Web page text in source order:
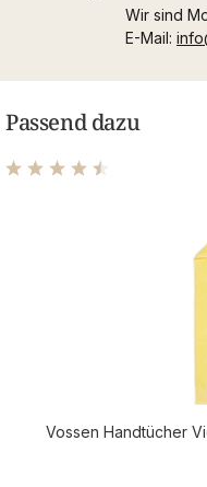
Wir sind
E-Mail:
Passend dazu
Durchschnittliche
Vossen Handtücher